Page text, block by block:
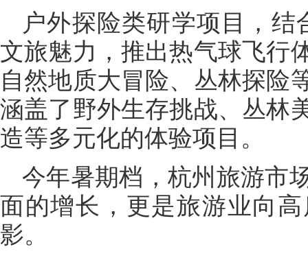
户外探险类研学项目，结
文旅魅力，推出热气球飞行
自然地质大冒险、丛林探险
涵盖了野外生存挑战、丛林
造等多元化的体验项目。
今年暑期档，杭州旅游市
面的增长，更是旅游业向
影。